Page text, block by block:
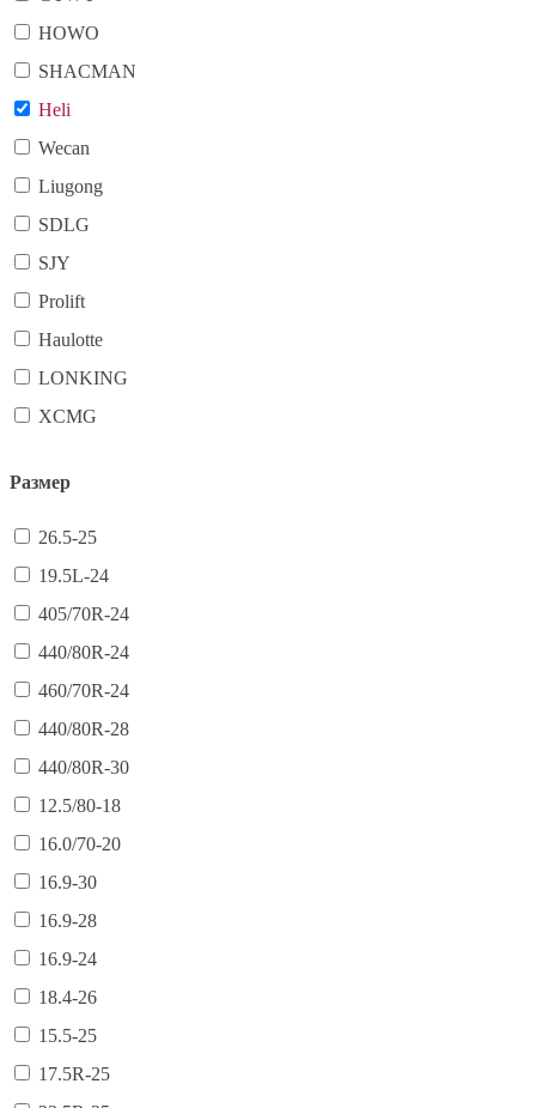
HOWO
SHACMAN
Heli
Wecan
Liugong
SDLG
SJY
Prolift
Haulotte
LONKING
XCMG
Размер
26.5-25
19.5L-24
405/70R-24
440/80R-24
460/70R-24
440/80R-28
440/80R-30
12.5/80-18
16.0/70-20
16.9-30
16.9-28
16.9-24
18.4-26
15.5-25
17.5R-25